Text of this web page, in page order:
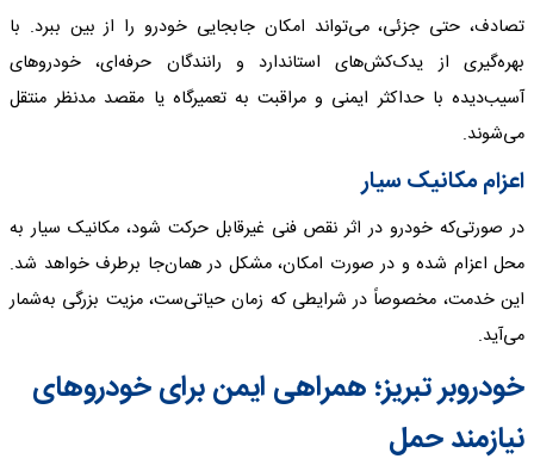
تصادف، حتی جزئی، می‌تواند امکان جابجایی خودرو را از بین ببرد. با
بهره‌گیری از یدک‌کش‌های استاندارد و رانندگان حرفه‌ای، خودروهای
آسیب‌دیده با حداکثر ایمنی و مراقبت به تعمیرگاه یا مقصد مدنظر منتقل
می‌شوند.
اعزام مکانیک سیار
در صورتی‌که خودرو در اثر نقص فنی غیرقابل حرکت شود، مکانیک سیار به
محل اعزام شده و در صورت امکان، مشکل در همان‌جا برطرف خواهد شد.
این خدمت، مخصوصاً در شرایطی که زمان حیاتی‌ست، مزیت بزرگی به‌شمار
می‌آید.
خودروبر تبریز؛ همراهی ایمن برای خودروهای
نیازمند حمل